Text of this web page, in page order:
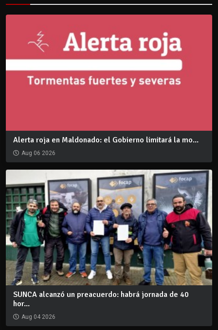
Alerta roja en Maldonado: el Gobierno limitará la mo...
Aug 06 2026
SUNCA alcanzó un preacuerdo: habrá jornada de 40
hor...
Aug 04 2026